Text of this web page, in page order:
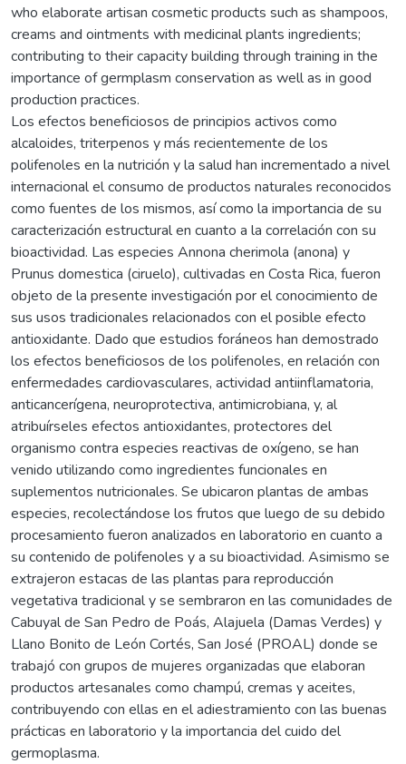
who elaborate artisan cosmetic products such as shampoos,
creams and ointments with medicinal plants ingredients;
contributing to their capacity building through training in the
importance of germplasm conservation as well as in good
production practices.
Los efectos beneficiosos de principios activos como
alcaloides, triterpenos y más recientemente de los
polifenoles en la nutrición y la salud han incrementado a nivel
internacional el consumo de productos naturales reconocidos
como fuentes de los mismos, así como la importancia de su
caracterización estructural en cuanto a la correlación con su
bioactividad. Las especies Annona cherimola (anona) y
Prunus domestica (ciruelo), cultivadas en Costa Rica, fueron
objeto de la presente investigación por el conocimiento de
sus usos tradicionales relacionados con el posible efecto
antioxidante. Dado que estudios foráneos han demostrado
los efectos beneficiosos de los polifenoles, en relación con
enfermedades cardiovasculares, actividad antiinflamatoria,
anticancerígena, neuroprotectiva, antimicrobiana, y, al
atribuírseles efectos antioxidantes, protectores del
organismo contra especies reactivas de oxígeno, se han
venido utilizando como ingredientes funcionales en
suplementos nutricionales. Se ubicaron plantas de ambas
especies, recolectándose los frutos que luego de su debido
procesamiento fueron analizados en laboratorio en cuanto a
su contenido de polifenoles y a su bioactividad. Asimismo se
extrajeron estacas de las plantas para reproducción
vegetativa tradicional y se sembraron en las comunidades de
Cabuyal de San Pedro de Poás, Alajuela (Damas Verdes) y
Llano Bonito de León Cortés, San José (PROAL) donde se
trabajó con grupos de mujeres organizadas que elaboran
productos artesanales como champú, cremas y aceites,
contribuyendo con ellas en el adiestramiento con las buenas
prácticas en laboratorio y la importancia del cuido del
germoplasma.